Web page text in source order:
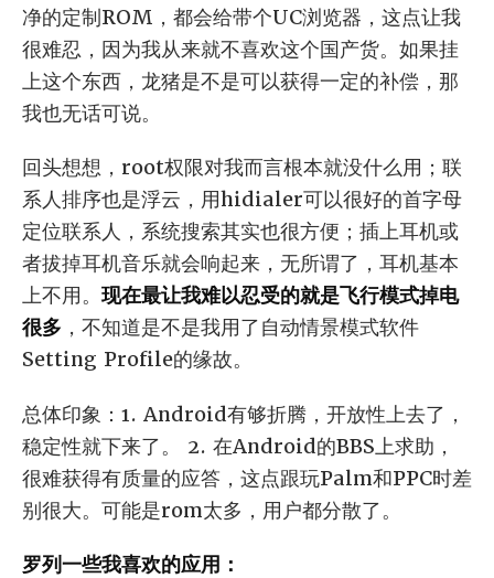
净的定制ROM，都会给带个UC浏览器，这点让我
很难忍，因为我从来就不喜欢这个国产货。如果挂
上这个东西，龙猪是不是可以获得一定的补偿，那
我也无话可说。
回头想想，root权限对我而言根本就没什么用；联
系人排序也是浮云，用hidialer可以很好的首字母
定位联系人，系统搜索其实也很方便；插上耳机或
者拔掉耳机音乐就会响起来，无所谓了，耳机基本
上不用。 现在最让我难以忍受的就是飞行模式掉电
很多 ，不知道是不是我用了自动情景模式软件
Setting Profile的缘故。
总体印象：1. Android有够折腾，开放性上去了，
稳定性就下来了。 2. 在Android的BBS上求助，
很难获得有质量的应答，这点跟玩Palm和PPC时差
别很大。可能是rom太多，用户都分散了。
罗列一些我喜欢的应用：